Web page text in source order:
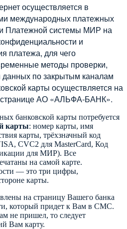
осуществляется в
международных платежных
Платежной системы МИР на
и
платежа, для чего
методы проверки,
по закрытым каналам
карты осуществляется на
АО «АЛЬФА-БАНК».
банковской карты потребуется
карты: номер карты, имя
карты, трёхзначный код
CVC2 для MasterCard, Код
для МИР). Все
на самой карте.
— это три цифры,
карты.
на страницу Вашего банка
который придет к Вам в СМС.
не пришел, то следует
Вам карту.